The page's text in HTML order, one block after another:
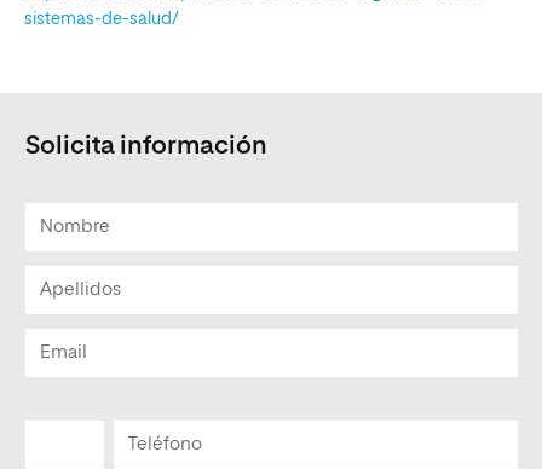
sistemas-de-salud/
Solicita información